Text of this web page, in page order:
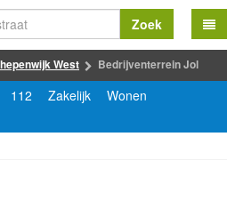
Zoek
West Bedrijventerrein Jol
112 Zakelijk
Wonen